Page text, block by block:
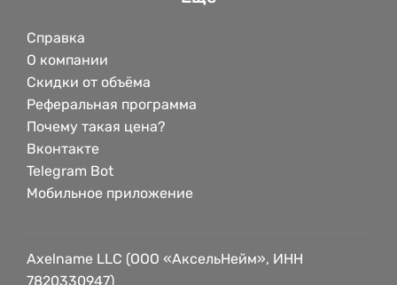
Справка
О компании
Скидки от объёма
Реферальная программа
Почему такая цена?
Вконтакте
Telegram Bot
Мобильное приложение
Axelname LLC (ООО «АксельНейм», ИНН
7820330947)